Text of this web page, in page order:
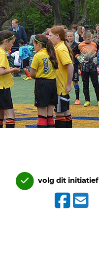
volg dit initiatief